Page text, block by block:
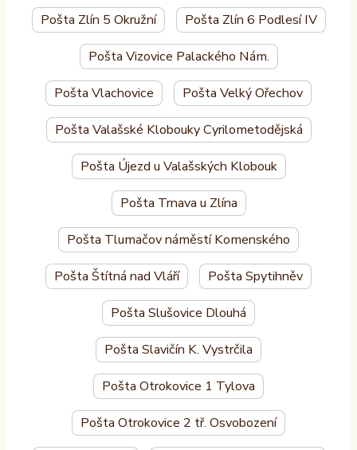
Pošta Zlín 5 Okružní Pošta Zlín 6 Podlesí IV
Pošta Vizovice Palackého Nám.
Pošta Vlachovice Pošta Velký Ořechov
Pošta Valašské Klobouky Cyrilometodějská
Pošta Újezd u Valašských Klobouk
Pošta Trnava u Zlína
Pošta Tlumačov náměstí Komenského
Pošta Štítná nad Vláří Pošta Spytihněv
Pošta Slušovice Dlouhá
Pošta Slavičín K. Vystrčila
Pošta Otrokovice 1 Tylova
Pošta Otrokovice 2 tř. Osvobození